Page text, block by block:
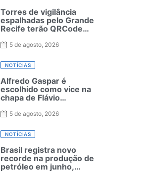
Torres de vigilância
espalhadas pelo Grande
Recife terão QRCode
medida protetiva
5 de agosto, 2026
NOTÍCIAS
Alfredo Gaspar é
escolhido como vice na
chapa de Flávio
5 de agosto, 2026
NOTÍCIAS
Brasil registra novo
recorde na produção de
petróleo em junho,